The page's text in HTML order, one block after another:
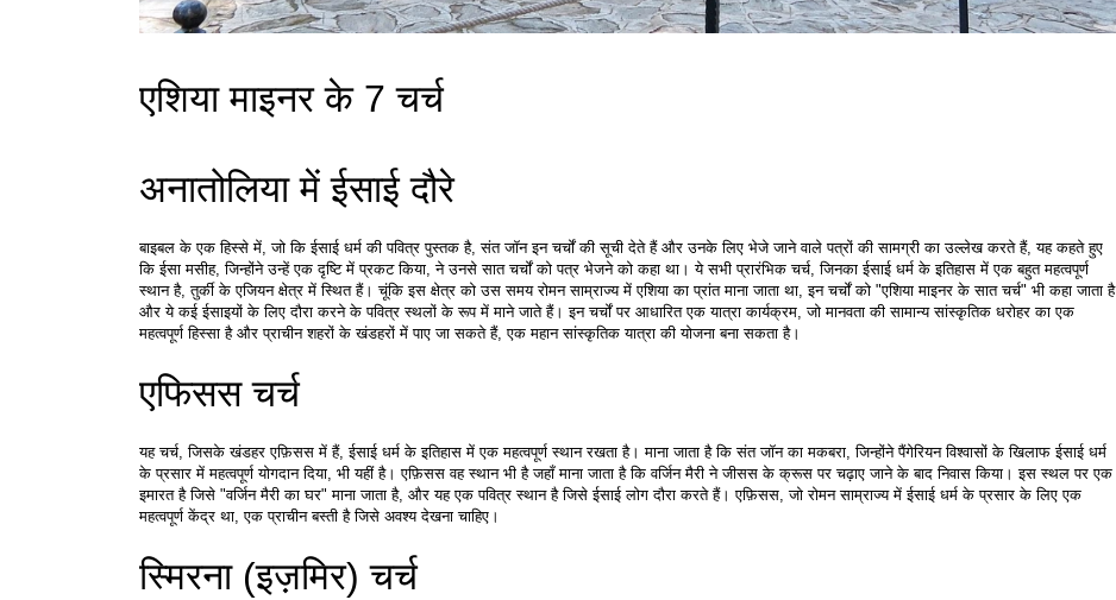
एशिया माइनर के 7 चर्च
अनातोलिया में ईसाई दौरे
बाइबल के एक हिस्से में, जो कि ईसाई धर्म की पवित्र पुस्तक है, संत जॉन इन चर्चों की सूची देते हैं और उनके लिए भेजे जाने वाले पत्रों की सामग्री का उल्लेख करते हैं, यह कहते हुए
कि ईसा मसीह, जिन्होंने उन्हें एक दृष्टि में प्रकट किया, ने उनसे सात चर्चों को पत्र भेजने को कहा था। ये सभी प्रारंभिक चर्च, जिनका ईसाई धर्म के इतिहास में एक बहुत महत्वपूर्ण
स्थान है, तुर्की के एजियन क्षेत्र में स्थित हैं। चूंकि इस क्षेत्र को उस समय रोमन साम्राज्य में एशिया का प्रांत माना जाता था, इन चर्चों को "एशिया माइनर के सात चर्च" भी कहा जाता है
और ये कई ईसाइयों के लिए दौरा करने के पवित्र स्थलों के रूप में माने जाते हैं। इन चर्चों पर आधारित एक यात्रा कार्यक्रम, जो मानवता की सामान्य सांस्कृतिक धरोहर का एक
महत्वपूर्ण हिस्सा है और प्राचीन शहरों के खंडहरों में पाए जा सकते हैं, एक महान सांस्कृतिक यात्रा की योजना बना सकता है।
एफिसस चर्च
यह चर्च, जिसके खंडहर एफ़िसस में हैं, ईसाई धर्म के इतिहास में एक महत्वपूर्ण स्थान रखता है। माना जाता है कि संत जॉन का मकबरा, जिन्होंने पैंगेरियन विश्वासों के खिलाफ ईसाई धर्म
के प्रसार में महत्वपूर्ण योगदान दिया, भी यहीं है। एफ़िसस वह स्थान भी है जहाँ माना जाता है कि वर्जिन मैरी ने जीसस के क्रूस पर चढ़ाए जाने के बाद निवास किया। इस स्थल पर एक
इमारत है जिसे "वर्जिन मैरी का घर" माना जाता है, और यह एक पवित्र स्थान है जिसे ईसाई लोग दौरा करते हैं। एफ़िसस, जो रोमन साम्राज्य में ईसाई धर्म के प्रसार के लिए एक
महत्वपूर्ण केंद्र था, एक प्राचीन बस्ती है जिसे अवश्य देखना चाहिए।
स्मिरना (इज़मिर) चर्च